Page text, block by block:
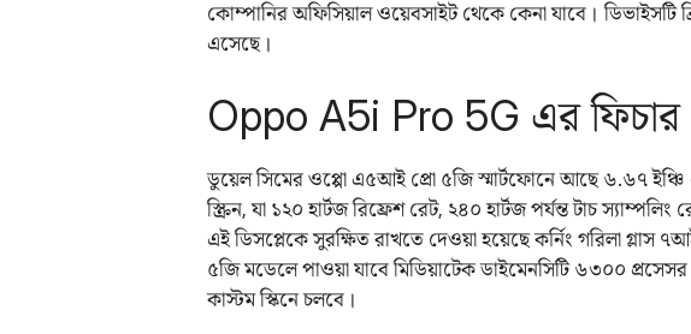
কোম্পানির অফিসিয়াল ওয়েবসাইট থেকে কেনা যাবে। ডিভাইসটি
এসেছে।
Oppo A5i Pro 5G এর
ডুয়েল সিমের ওপ্পো এ৫আই প্রো ৫জি স্মার্টফোনে আছে ৬.৬৭
স্ক্রিন, যা ১২০ হার্টজ রিফ্রেশ রেট, ২৪০ হার্টজ পর্যন্ত টাচ
এই ডিসপ্লেকে সুরক্ষিত রাখতে দেওয়া হয়েছে কর্নিং গরিলা
৫জি মডেলে পাওয়া যাবে মিডিয়াটেক ডাইমেনসিটি ৬৩০০
কাস্টম স্কিনে চলবে।